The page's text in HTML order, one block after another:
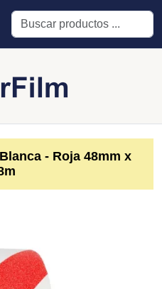
Buscar
- Roja 48mm x